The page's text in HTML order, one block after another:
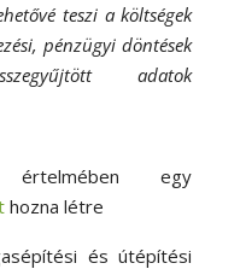
teszi a költségek
pénzügyi döntések
adatok
egy
hozna létre
és útépítési